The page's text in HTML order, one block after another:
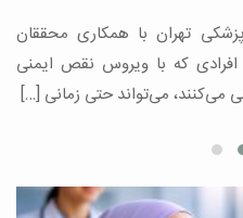
تهران با همکاری محققان
که با ویروس نقص ایمنی
می‌کنند، می‌تواند حتی زمانی […]